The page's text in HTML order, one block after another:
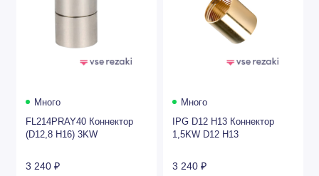
Precitec®
Raytools®
WSX®
Много
FL214PRAY40 Коннектор
(D12,8 H16) 3KW
3 240 ₽
Много
IPG D12 H13 Коннектор
1,5KW D12 H13
3 240 ₽